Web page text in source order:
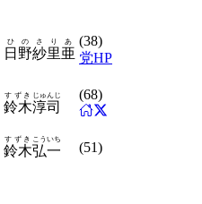
日野
ひの
紗里亜
さりあ (38)
党HP
鈴木
すずき
淳司
じゅんじ (68)
鈴木
すずき
弘一
こういち
(51)